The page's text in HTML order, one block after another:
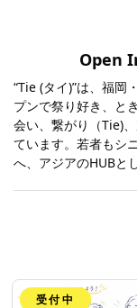
Open
“Tie (タイ)”は、福岡
プンで祭り好き、と
会い、繋がり（Tie)
ています。若者もシ
へ、アジアのHUBと
受付中